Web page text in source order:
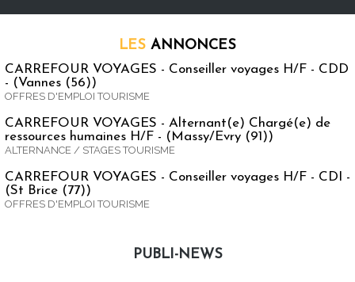
LES ANNONCES
CARREFOUR VOYAGES - Conseiller voyages H/F - CDD
- (Vannes (56))
OFFRES D'EMPLOI TOURISME
CARREFOUR VOYAGES - Alternant(e) Chargé(e) de
ressources humaines H/F - (Massy/Evry (91))
ALTERNANCE / STAGES TOURISME
CARREFOUR VOYAGES - Conseiller voyages H/F - CDI -
(St Brice (77))
OFFRES D'EMPLOI TOURISME
PUBLI-NEWS